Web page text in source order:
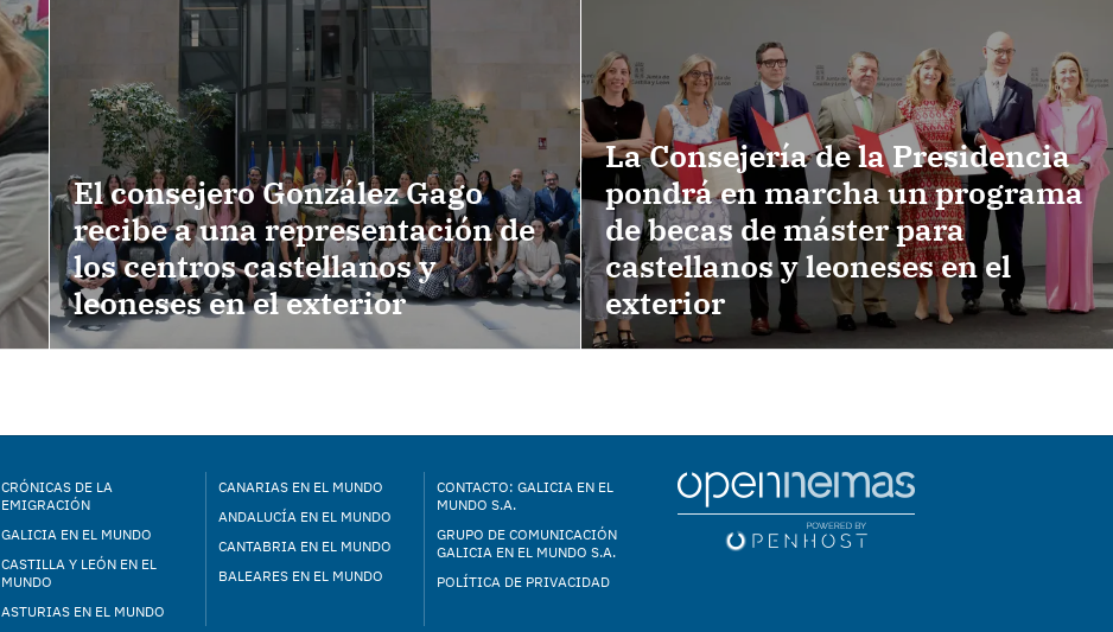
El consejero González Gago
recibe a una representación de
los centros castellanos y
leoneses en el exterior
La Consejería de la Presidencia
pondrá en marcha un programa
de becas de máster para
castellanos y leoneses en el
exterior
CRÓNICAS DE LA
EMIGRACIÓN
GALICIA EN EL MUNDO
CASTILLA Y LEÓN EN EL
MUNDO
ASTURIAS EN EL MUNDO
CANARIAS EN EL MUNDO
ANDALUCÍA EN EL MUNDO
CANTABRIA EN EL MUNDO
BALEARES EN EL MUNDO
CONTACTO: GALICIA EN EL
MUNDO S.A.
GRUPO DE COMUNICACIÓN
GALICIA EN EL MUNDO S.A.
POLÍTICA DE PRIVACIDAD